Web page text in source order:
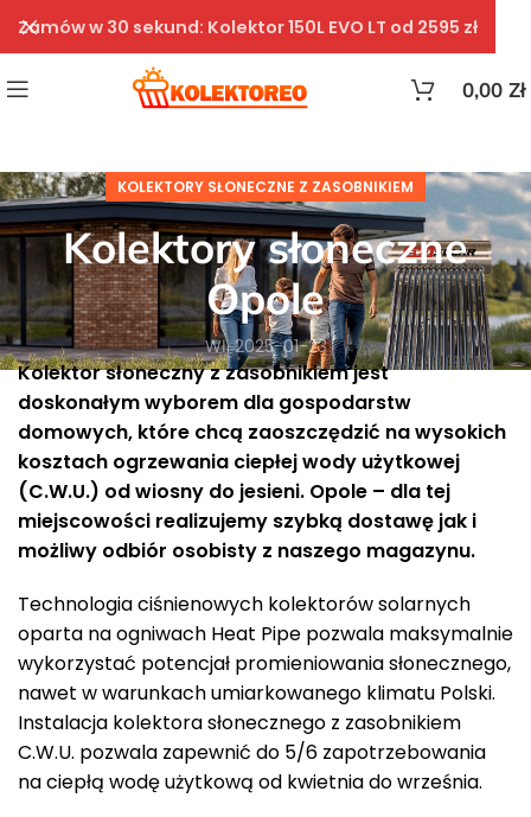
0,00 Zł
KOLEKTORY SŁONECZNE Z ZASOBNIKIEM
Kolektory słoneczne
Opole
Wł. 2025-01-23
Kolektor słoneczny z zasobnikiem jest
doskonałym wyborem dla gospodarstw
domowych, które chcą zaoszczędzić na wysokich
kosztach ogrzewania ciepłej wody użytkowej
(C.W.U.) od wiosny do jesieni. Opole – dla tej
miejscowości realizujemy szybką dostawę jak i
możliwy odbiór osobisty z naszego magazynu.
Technologia ciśnienowych kolektorów solarnych
oparta na ogniwach Heat Pipe pozwala maksymalnie
wykorzystać potencjał promieniowania słonecznego,
nawet w warunkach umiarkowanego klimatu Polski.
Instalacja kolektora słonecznego z zasobnikiem
C.W.U. pozwala zapewnić do 5/6 zapotrzebowania
na ciepłą wodę użytkową od kwietnia do września.
Zamów w 30 sekund: Kolektor 150L EVO LT od 2595 zł